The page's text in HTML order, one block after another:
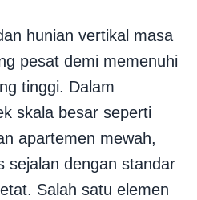
hunian vertikal masa
pesat demi memenuhi
tinggi. Dalam
skala besar seperti
apartemen mewah,
sejalan dengan standar
Salah satu elemen